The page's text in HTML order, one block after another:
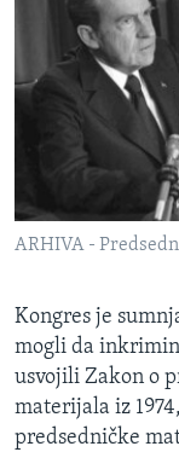
ARHIVA -
Kongres je
mogli da
usvojili Zakon o
materijala iz
predsedničke